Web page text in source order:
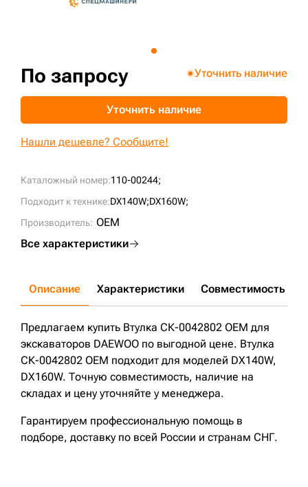
Каталожный номер:110-00244;
Подходит к технике:DX140W;DX160W;
Производитель: OEM
Все характеристики
По запросу Уточнить наличие
Уточнить наличие
Нашли дешевле? Сообщите!
Описание Характеристики Совместимость
Предлагаем купить Втулка СК-0042802 OEM для
экскаваторов DAEWOO по выгодной цене. Втулка
СК-0042802 OEM подходит для моделей DX140W,
DX160W. Точную совместимость, наличие на
складах и цену уточняйте у менеджера.
Гарантируем профессиональную помощь в
подборе, доставку по всей России и странам СНГ.